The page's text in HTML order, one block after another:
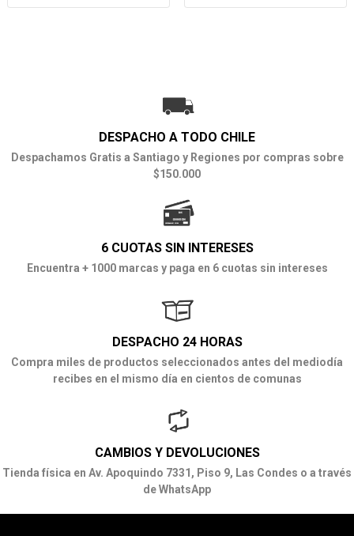
DESPACHO A TODO CHILE
Despachamos Gratis a Santiago y Regiones por compras sobre
$150.000
6 CUOTAS SIN INTERESES
Encuentra + 1000 marcas y paga en 6 cuotas sin intereses
DESPACHO 24 HORAS
Compra miles de productos seleccionados antes del mediodía
recibes en el mismo día en cientos de comunas
CAMBIOS Y DEVOLUCIONES
Tienda física en Av. Apoquindo 7331, Piso 9, Las Condes o a través
de WhatsApp